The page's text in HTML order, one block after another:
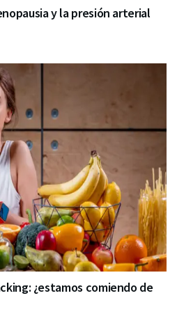
y la presión arterial
¿estamos comiendo de